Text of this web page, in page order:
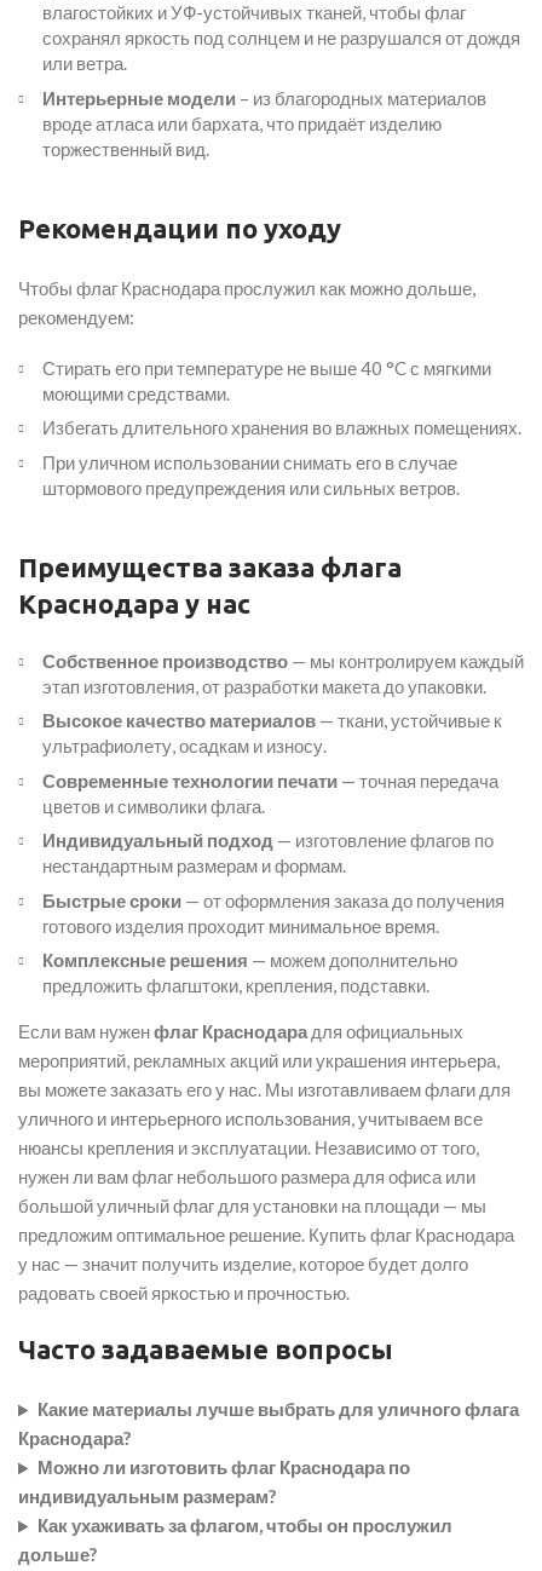
влагостойких и УФ-устойчивых тканей, чтобы флаг
сохранял яркость под солнцем и не разрушался от дождя
или ветра.
Интерьерные модели – из благородных материалов
вроде атласа или бархата, что придаёт изделию
торжественный вид.
Рекомендации по уходу
Чтобы флаг Краснодара прослужил как можно дольше,
рекомендуем:
Стирать его при температуре не выше 40 °C с мягкими
моющими средствами.
Избегать длительного хранения во влажных помещениях.
При уличном использовании снимать его в случае
штормового предупреждения или сильных ветров.
Преимущества заказа флага
Краснодара у нас
Собственное производство — мы контролируем каждый
этап изготовления, от разработки макета до упаковки.
Высокое качество материалов — ткани, устойчивые к
ультрафиолету, осадкам и износу.
Современные технологии печати — точная передача
цветов и символики флага.
Индивидуальный подход — изготовление флагов по
нестандартным размерам и формам.
Быстрые сроки — от оформления заказа до получения
готового изделия проходит минимальное время.
Комплексные решения — можем дополнительно
предложить флагштоки, крепления, подставки.
Если вам нуженфлаг Краснодара для официальных
мероприятий, рекламных акций или украшения интерьера,
вы можете заказать его у нас. Мы изготавливаем флаги для
уличного и интерьерного использования, учитываем все
нюансы крепления и эксплуатации. Независимо от того,
нужен ли вам флаг небольшого размера для офиса или
большой уличный флаг для установки на площади — мы
предложим оптимальное решение. Купить флаг Краснодара
у нас — значит получить изделие, которое будет долго
радовать своей яркостью и прочностью.
Часто задаваемые вопросы
Какие материалы лучше выбрать для уличного флага
Краснодара?
Можно ли изготовить флаг Краснодара по
индивидуальным размерам?
Как ухаживать за флагом, чтобы он прослужил
дольше?